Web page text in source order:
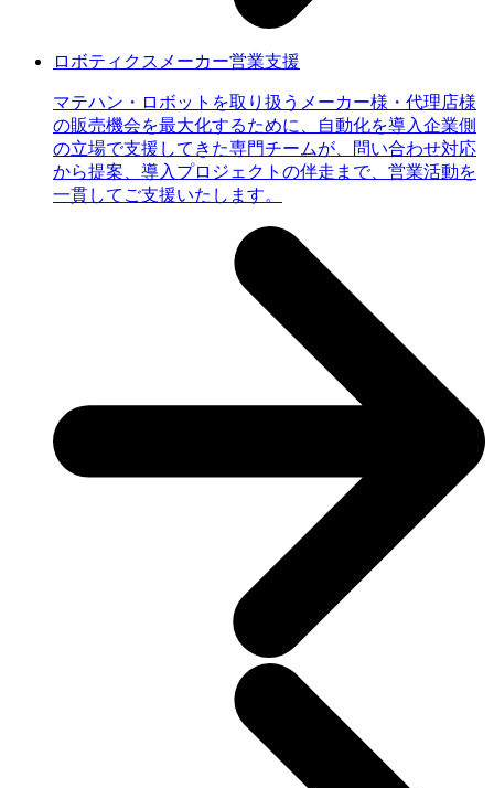
ロボティクスメーカー営業支援
マテハン・ロボットを取り扱うメーカー様・代理店様
の販売機会を最大化するために、自動化を導入企業側
の立場で支援してきた専門チームが、問い合わせ対応
から提案、導入プロジェクトの伴走まで、営業活動を
一貫してご支援いたします。